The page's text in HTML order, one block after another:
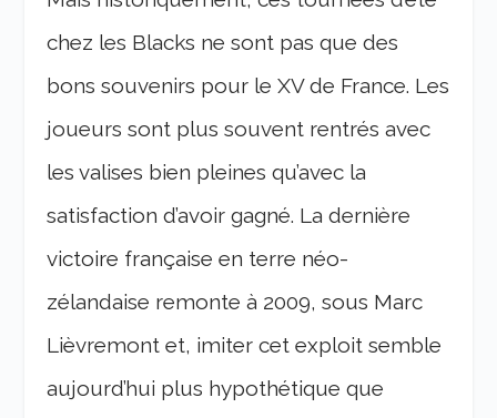
chez les Blacks ne sont pas que des
bons souvenirs pour le XV de France. Les
joueurs sont plus souvent rentrés avec
les valises bien pleines qu’avec la
satisfaction d’avoir gagné. La dernière
victoire française en terre néo-
zélandaise remonte à 2009, sous Marc
Lièvremont et, imiter cet exploit semble
aujourd’hui plus hypothétique que